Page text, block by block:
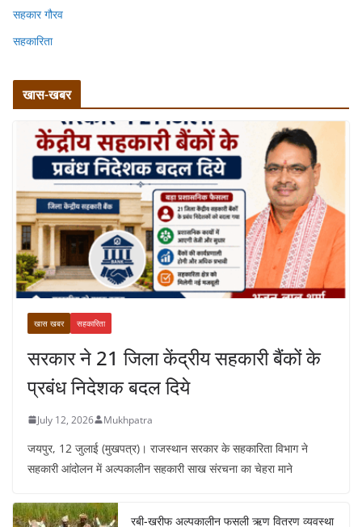
सहकार गौरव
सहकारिता
खास-खबर
खास खबर सहकारिता
सरकार ने 21 जिला केंद्रीय सहकारी बैंकों के
प्रबंध निदेशक बदल दिये
July 12, 2026 Mukhpatra
जयपुर, 12 जुलाई (मुखपत्र)। राजस्थान सरकार के सहकारिता विभाग ने
सहकारी आंदोलन में अल्पकालीन सहकारी साख संरचना का चेहरा माने
रबी-खरीफ अल्पकालीन फसली ऋण वितरण व्यवस्था